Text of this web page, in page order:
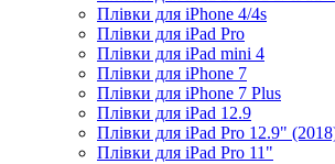
Плівки для iPhone 4/4s
Плівки для iPad Pro
Плівки для iPad mini 4
Плівки для iPhone 7
Плівки для iPhone 7 Plus
Плівки для iPad 12.9
Плівки для iPad Pro 12.9"
Плівки для iPad Pro 11"